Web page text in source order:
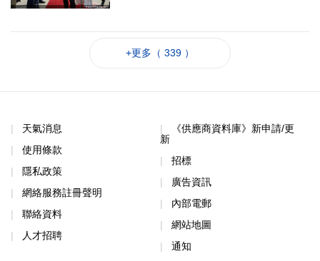
+更多（ 339 ）
天氣消息
使用條款
隱私政策
網絡服務註冊聲明
聯絡資料
人才招聘
《供應商資料庫》新申請/更
新
招標
廣告資訊
內部電郵
網站地圖
通知